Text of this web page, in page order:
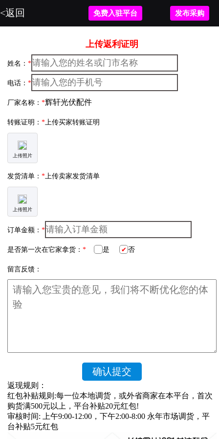
<返回 免费入驻平台 发布采购
上传返利证明
姓名： *
电话： *
厂家名称： *
转账证明： *上传买家转账证明
上传照片
发货清单： * 上传卖家发货清单
上传照片
订单金额： *
是否第一次在它家拿货： * 是 否
留言反馈：
返现规则：
红包补贴规则:每一位本地调货，或外省商家在本平台，首次
购货满500元以上，平台补贴20元红包!
审核时间: 上午9:00-12:00，下午2:00-8:00 永年市场调货，平
台补贴5元红包